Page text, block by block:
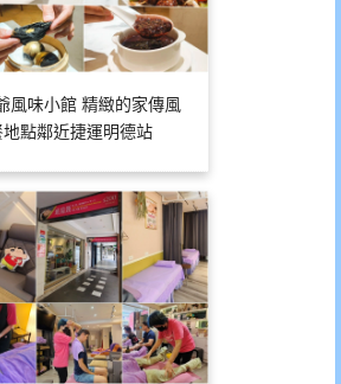
風味小館 精緻的家傳風
點鄰近捷運明德站